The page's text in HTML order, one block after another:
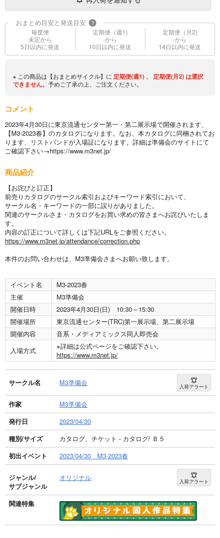
おまとめ目安と発送目安 ?
毎度便
未定から
5日以内に発送
定期便（週1)
-から
10日以内に発送
定期便（月2)
-から
14日以内に発送
※ この商品は【おまとめサイクル】に 定期便(週1) 、 定期便(月2)は選択
できません。 予めご了承の上、ご注文ください。
コメント
2023年4月30日に東京流通センター第一・第二展示場で開催されます、
【M3-2023春】のカタログになります。なお、本カタログに同梱されてお
ります、リストバンドが入場証になります。詳細は準備会のサイトにて
ご確認下さい→https://www.m3net.jp/
商品紹介
【お詫びと訂正】
前売りカタログのサークル索引およびキーワード索引において、
サークル名・キーワードの一部に誤りがありました。
関連のサークルさま・カタログをお買い求めの皆さまへお詫びいたしま
す。
内容の訂正について詳しくは下記URLをご参照ください。
https://www.m3net.jp/attendance/correction.php
本件のお問い合わせは、M3準備会さまへお願い致します。
イベント名
M3-2023春
主催
M3準備会
開催日時
2023年4月30日(日) 10:30～15:30
開催場所
東京流通センター(TRC)第一展示場、第二展示場
開催内容
音系・メディアミックス同人即売会
入場方式
※詳細は公式ページをご確認下さい。
https://www.m3net.jp/
サークル名 M3準備会 入荷アラート
作家
M3準備会
発行日
2023/04/30
種別/サイズ
カタログ、チケット - カタログ/ Ｂ５
初出イベント
2023/04/30 M3-2023春
ジャンル/
サブジャンル
オリジナル 入荷アラート
関連特集